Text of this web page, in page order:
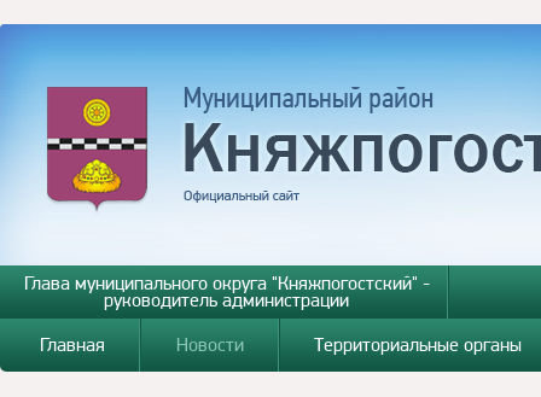
Глава муниципального округа "Княжпогостский" -
руководитель администрации
Главная
Новости Территориальные органы